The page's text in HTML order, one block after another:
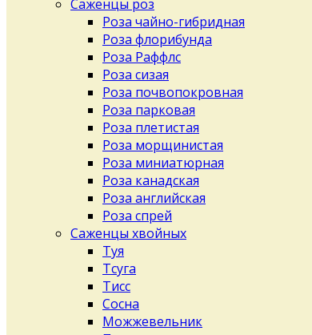
Саженцы роз
Роза чайно-гибридная
Роза флорибунда
Роза Раффлс
Роза сизая
Роза почвопокровная
Роза парковая
Роза плетистая
Роза морщинистая
Роза миниатюрная
Роза канадская
Роза английская
Роза спрей
Саженцы хвойных
Туя
Тсуга
Тисс
Сосна
Можжевельник